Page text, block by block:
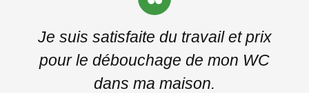
Je suis satisfaite du travail et prix
pour le débouchage de mon WC
dans ma maison.